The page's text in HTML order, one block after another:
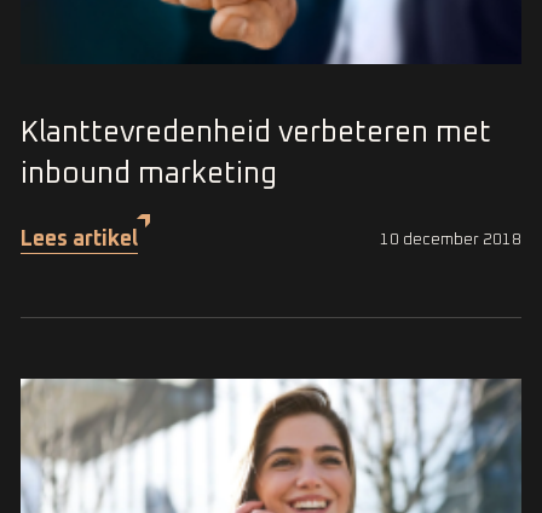
Klanttevredenheid verbeteren met
inbound marketing
Lees artikel 10 december 2018